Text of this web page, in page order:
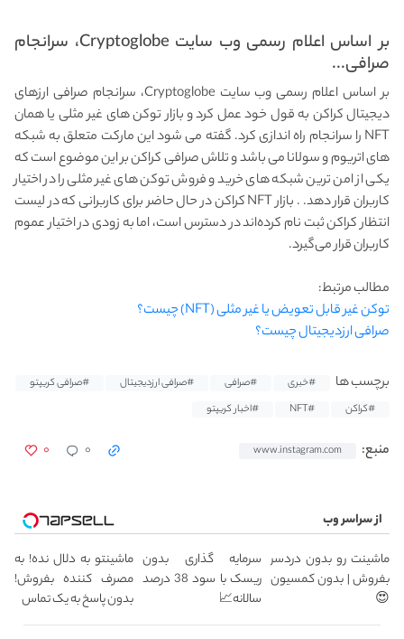
بر اساس اعلام رسمی وب سایت Cryptoglobe، سرانجام
صرافی...
بر اساس اعلام رسمی وب سایت Cryptoglobe، سرانجام صرافی ارزهای
دیجیتال کراکن به قول خود عمل کرد و بازار توکن های غیر مثلی یا همان
NFT را سرانجام راه اندازی کرد. گفته می شود این مارکت متعلق به شبکه
های اتریوم و سولانا می باشد و تلاش صرافی کراکن بر این موضوع است که
یکی از امن ترین شبکه های خرید و فروش توکن های غیر مثلی را در اختیار
کاربران قرار دهد. . بازار NFT کراکن در حال حاضر برای کاربرانی که در لیست
انتظار کراکن ثبت نام کرده‌اند در دسترس است، اما به زودی در اختیار عموم
کاربران قرار می‌گیرد.
مطالب مرتبط:
توکن غیر قابل تعویض یا غیر مثلی (NFT) چیست؟
صرافی ارزدیجیتال چیست؟
برچسب ها #خبری #صرافی #صرافی ارزدیجیتال
#صرافی کریپتو
#کراکن
#NFT #اخبار کریپتو
منبع: www.instagram.com ۰ ۰
از سراسر وب
ماشینت رو بدون دردسر
بفروش | بدون کمسیون
😍
سرمایه گذاری بدون
ریسک با سود 38 درصد
سالانه📈
ماشینتو به دلال نده! به
مصرف کننده بفروش!
بدون پاسخ به یک تماس